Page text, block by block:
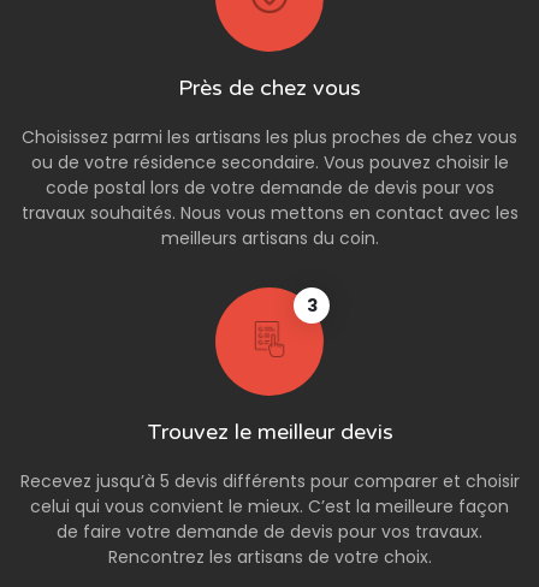
Près de chez vous
Choisissez parmi les artisans les plus proches de chez vous
ou de votre résidence secondaire. Vous pouvez choisir le
code postal lors de votre demande de devis pour vos
travaux souhaités. Nous vous mettons en contact avec les
meilleurs artisans du coin.
3
Trouvez le meilleur devis
Recevez jusqu’à 5 devis différents pour comparer et choisir
celui qui vous convient le mieux. C’est la meilleure façon
de faire votre demande de devis pour vos travaux.
Rencontrez les artisans de votre choix.